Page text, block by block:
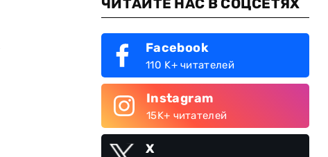
ЧИТАЙТЕ НАС В СОЦСЕТЯХ
Facebook
110 K+ читателей
Instagram
15K+ читателей
X